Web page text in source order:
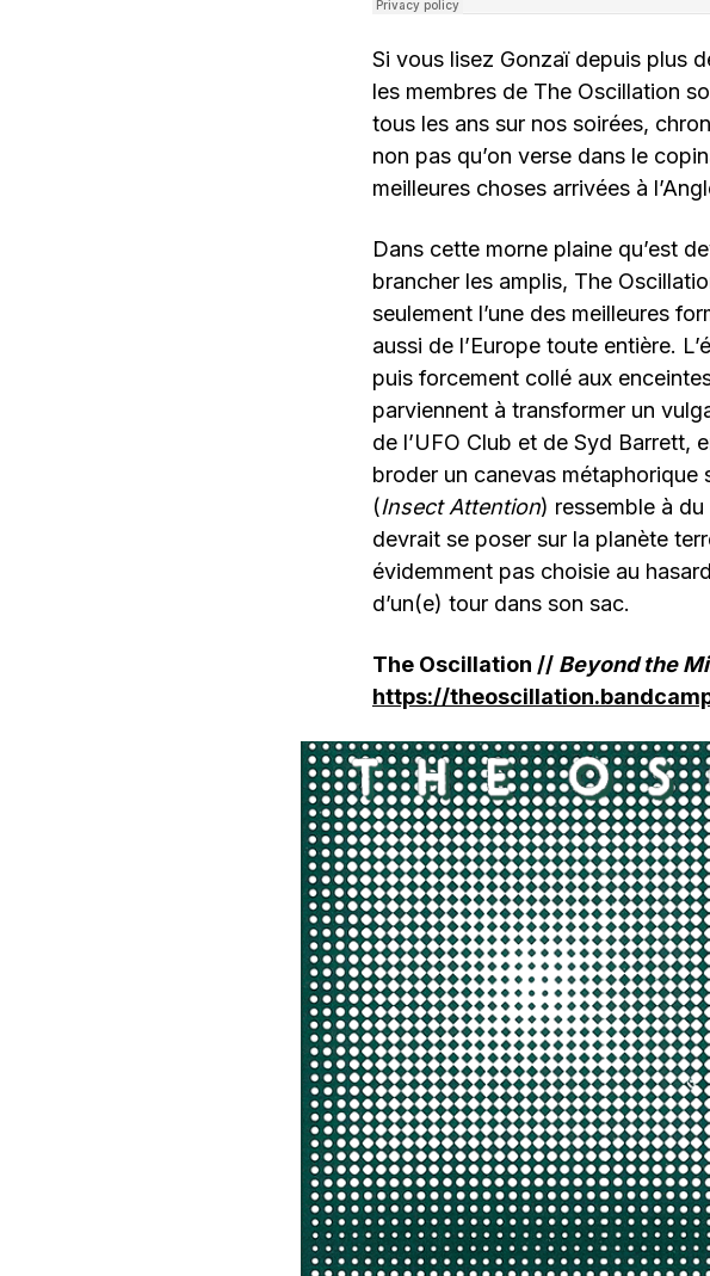
Si vous lisez Gonzaï depuis plus
les membres de The Oscillation
tous les ans sur nos soirées,
non pas qu’on verse dans le
meilleures choses arrivées à
Dans cette morne plaine qu’est
brancher les amplis, The
seulement l’une des meilleures
aussi de l’Europe toute entière.
puis forcement collé aux
parviennent à transformer un
de l’UFO Club et de Syd Barrett,
broder un canevas métaphorique
(Insect Attention) ressemble à
devrait se poser sur la planète
évidemment pas choisie au
d’un(e) tour dans son sac.
The Oscillation // Beyond the
https://